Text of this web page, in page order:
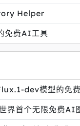
Helper
免费AI工具
dev模型的免
界首个无限免费AI